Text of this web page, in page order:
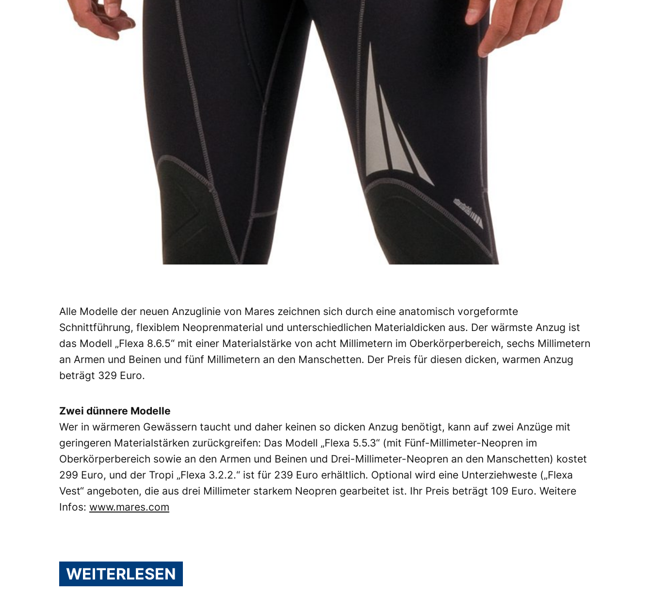
Alle Modelle der neuen Anzuglinie von Mares zeichnen sich durch eine anatomisch vorgeformte
Schnittführung, flexiblem Neoprenmaterial und unterschiedlichen Materialdicken aus. Der wärmste Anzug ist
das Modell „Flexa 8.6.5“ mit einer Materialstärke von acht Millimetern im Oberkörperbereich, sechs Millimetern
an Armen und Beinen und fünf Millimetern an den Manschetten. Der Preis für diesen dicken, warmen Anzug
beträgt 329 Euro.
Zwei dünnere Modelle
Wer in wärmeren Gewässern taucht und daher keinen so dicken Anzug benötigt, kann auf zwei Anzüge mit
geringeren Materialstärken zurückgreifen: Das Modell „Flexa 5.5.3“ (mit Fünf-Millimeter-Neopren im
Oberkörperbereich sowie an den Armen und Beinen und Drei-Millimeter-Neopren an den Manschetten) kostet
299 Euro, und der Tropi „Flexa 3.2.2.“ ist für 239 Euro erhältlich. Optional wird eine Unterziehweste („Flexa
Vest“ angeboten, die aus drei Millimeter starkem Neopren gearbeitet ist. Ihr Preis beträgt 109 Euro. Weitere
Infos: www.mares.com
WEITERLESEN